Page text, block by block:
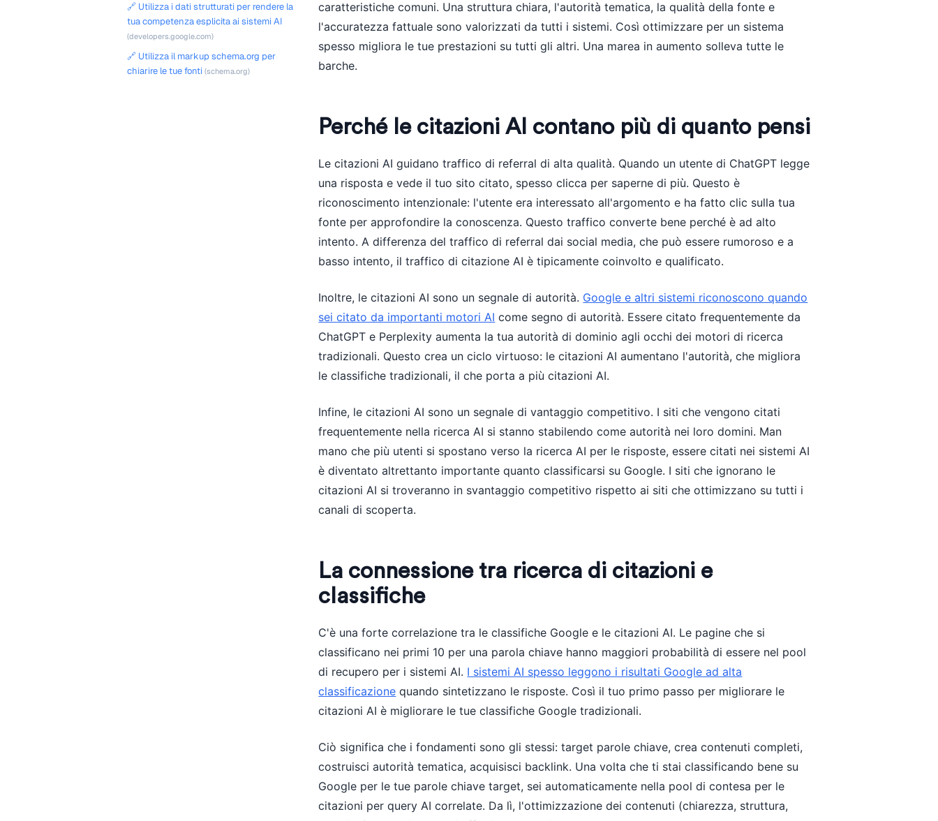
🔗 Utilizza i dati strutturati per rendere la
tua competenza esplicita ai sistemi AI
(developers.google.com)
🔗 Utilizza il markup schema.org per
chiarire le tue fonti (schema.org)
caratteristiche comuni. Una struttura chiara, l'autorità tematica, la qualità della fonte e
l'accuratezza fattuale sono valorizzati da tutti i sistemi. Così ottimizzare per un sistema
spesso migliora le tue prestazioni su tutti gli altri. Una marea in aumento solleva tutte le
barche.
Perché le citazioni AI contano più di quanto pensi
Le citazioni AI guidano traffico di referral di alta qualità. Quando un utente di ChatGPT legge
una risposta e vede il tuo sito citato, spesso clicca per saperne di più. Questo è
riconoscimento intenzionale: l'utente era interessato all'argomento e ha fatto clic sulla tua
fonte per approfondire la conoscenza. Questo traffico converte bene perché è ad alto
intento. A differenza del traffico di referral dai social media, che può essere rumoroso e a
basso intento, il traffico di citazione AI è tipicamente coinvolto e qualificato.
Inoltre, le citazioni AI sono un segnale di autorità. Google e altri sistemi riconoscono quando
sei citato da importanti motori AI come segno di autorità. Essere citato frequentemente da
ChatGPT e Perplexity aumenta la tua autorità di dominio agli occhi dei motori di ricerca
tradizionali. Questo crea un ciclo virtuoso: le citazioni AI aumentano l'autorità, che migliora
le classifiche tradizionali, il che porta a più citazioni AI.
Infine, le citazioni AI sono un segnale di vantaggio competitivo. I siti che vengono citati
frequentemente nella ricerca AI si stanno stabilendo come autorità nei loro domini. Man
mano che più utenti si spostano verso la ricerca AI per le risposte, essere citati nei sistemi AI
è diventato altrettanto importante quanto classificarsi su Google. I siti che ignorano le
citazioni AI si troveranno in svantaggio competitivo rispetto ai siti che ottimizzano su tutti i
canali di scoperta.
La connessione tra ricerca di citazioni e
classifiche
C'è una forte correlazione tra le classifiche Google e le citazioni AI. Le pagine che si
classificano nei primi 10 per una parola chiave hanno maggiori probabilità di essere nel pool
di recupero per i sistemi AI. I sistemi AI spesso leggono i risultati Google ad alta
classificazione quando sintetizzano le risposte. Così il tuo primo passo per migliorare le
citazioni AI è migliorare le tue classifiche Google tradizionali.
Ciò significa che i fondamenti sono gli stessi: target parole chiave, crea contenuti completi,
costruisci autorità tematica, acquisisci backlink. Una volta che ti stai classificando bene su
Google per le tue parole chiave target, sei automaticamente nella pool di contesa per le
citazioni per query AI correlate. Da lì, l'ottimizzazione dei contenuti (chiarezza, struttura,